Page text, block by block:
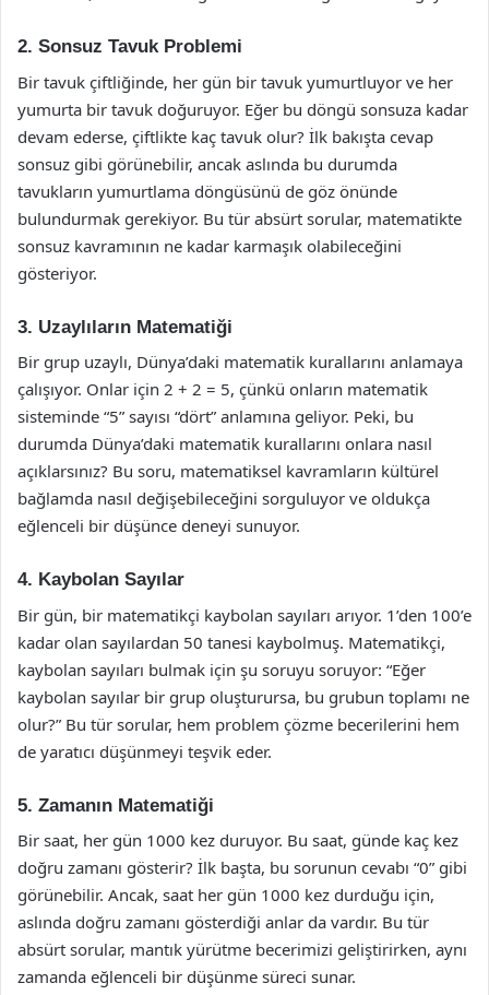
2. Sonsuz Tavuk Problemi
Bir tavuk çiftliğinde, her gün bir tavuk yumurtluyor ve her
yumurta bir tavuk doğuruyor. Eğer bu döngü sonsuza kadar
devam ederse, çiftlikte kaç tavuk olur? İlk bakışta cevap
sonsuz gibi görünebilir, ancak aslında bu durumda
tavukların yumurtlama döngüsünü de göz önünde
bulundurmak gerekiyor. Bu tür absürt sorular, matematikte
sonsuz kavramının ne kadar karmaşık olabileceğini
gösteriyor.
3. Uzaylıların Matematiği
Bir grup uzaylı, Dünya’daki matematik kurallarını anlamaya
çalışıyor. Onlar için 2 + 2 = 5, çünkü onların matematik
sisteminde “5” sayısı “dört” anlamına geliyor. Peki, bu
durumda Dünya’daki matematik kurallarını onlara nasıl
açıklarsınız? Bu soru, matematiksel kavramların kültürel
bağlamda nasıl değişebileceğini sorguluyor ve oldukça
eğlenceli bir düşünce deneyi sunuyor.
4. Kaybolan Sayılar
Bir gün, bir matematikçi kaybolan sayıları arıyor. 1’den 100’e
kadar olan sayılardan 50 tanesi kaybolmuş. Matematikçi,
kaybolan sayıları bulmak için şu soruyu soruyor: “Eğer
kaybolan sayılar bir grup oluşturursa, bu grubun toplamı ne
olur?” Bu tür sorular, hem problem çözme becerilerini hem
de yaratıcı düşünmeyi teşvik eder.
5. Zamanın Matematiği
Bir saat, her gün 1000 kez duruyor. Bu saat, günde kaç kez
doğru zamanı gösterir? İlk başta, bu sorunun cevabı “0” gibi
görünebilir. Ancak, saat her gün 1000 kez durduğu için,
aslında doğru zamanı gösterdiği anlar da vardır. Bu tür
absürt sorular, mantık yürütme becerimizi geliştirirken, aynı
zamanda eğlenceli bir düşünme süreci sunar.